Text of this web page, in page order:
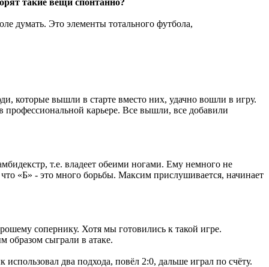
думать. Это элементы тотального футбола,
которые вышли в старте вместо них, удачно вошли в игру.
карьере. Все вышли, все добавили
т.е. владеет обеими ногами. Ему немного не
«Б» - это много борьбы. Максим прислушивается, начинает
сопернику. Хотя мы готовились к такой игре.
образом сыграли в атаке.
два подхода, повёл 2:0, дальше играл по счёту.